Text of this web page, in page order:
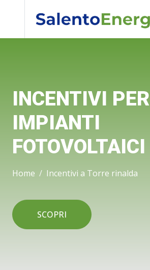
INCENTIVI PER
IMPIANTI
FOTOVOLTAICI
Home Incentivi a Torre rinalda
SCOPRI